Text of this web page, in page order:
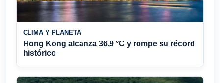
CLIMA Y PLANETA
Hong Kong alcanza 36,9 °C y rompe su récord
histórico